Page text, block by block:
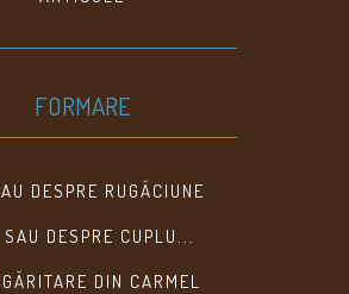
FORMARE
DESPRE RUGĂCIUNE
DESPRE CUPLU...
DIN CARMEL